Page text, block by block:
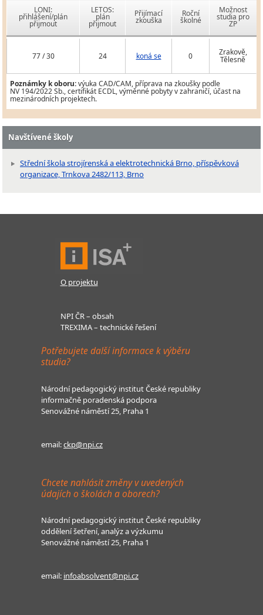
LONI:
přihlášení/plán
přijmout
LETOS:
plán
přijmout
Přijímací
zkouška
Roční
školné
Možnost
studia pro
ZP
77 / 30 24 koná se 0 Zrakově,
Tělesně
Poznámky k oboru:výuka CAD/CAM, příprava na zkoušky podle
NV 194/2022 Sb., certifikát ECDL, výměnné pobyty v zahraničí, účast na
mezinárodních projektech.
Navštívené školy
Střední škola strojírenská a elektrotechnická Brno, příspěvková
organizace, Trnkova 2482/113, Brno
O projektu
NPI ČR – obsah
TREXIMA – technické řešení
Potřebujete další informace k výběru
studia?
Národní pedagogický institut České republiky
informačně poradenská podpora
Senovážné náměstí 25, Praha 1
email:ckp@npi.cz
Chcete nahlásit změny v uvedených
údajích o školách a oborech?
Národní pedagogický institut České republiky
oddělení šetření, analýz a výzkumu
Senovážné náměstí 25, Praha 1
email: infoabsolvent@npi.cz